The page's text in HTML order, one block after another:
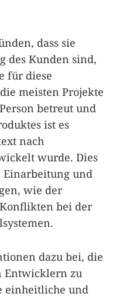
dass sie
des Kunden sind,
für diese
meisten Projekte
betreut und
ist es
nach
wurde. Dies
und
wie der
bei der
dazu bei, die
Entwicklern zu
einheitliche und